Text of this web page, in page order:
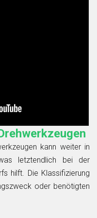
kann weiter in
letztendlich bei der
hilft. Die Klassifizierung
oder benötigten